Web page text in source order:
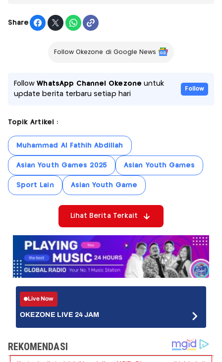
Share
Follow Okezone di Google News
FollowWhatsApp Channel Okezone untuk
update berita terbaru setiap hari
Follow
Topik Artikel :
Muhammad Al Fathih Abdillah
Asian Youth Games 2025 Asian Youth Games
Sport Lain Asian Youth Game
Lihat Berita Terkait
Live Now
OKEZONE LIVE 24 JAM